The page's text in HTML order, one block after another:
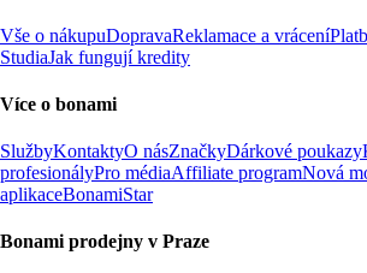
Vše o nákupuDopravaReklamace a vrácení
StudiaJak fungují kredity
Více o bonami
SlužbyKontaktyO násZnačkyDárkové poukazy
profesionályPro médiaAffiliate programNová
aplikaceBonamiStar
Bonami prodejny v Praze